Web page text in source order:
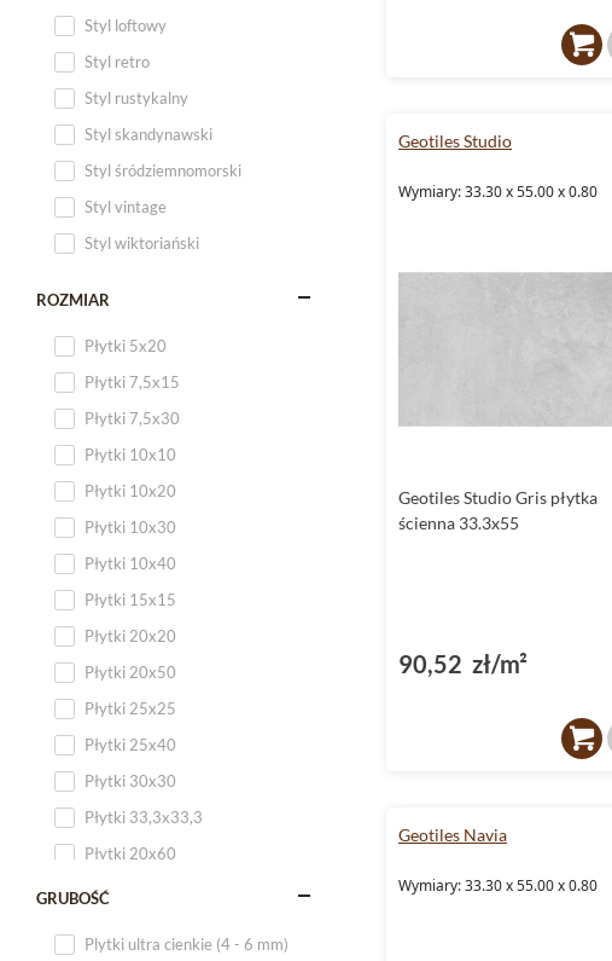
Styl loftowy
Styl retro
Styl rustykalny
Styl skandynawski
Styl śródziemnomorski
Styl vintage
Styl wiktoriański
ROZMIAR
Płytki 5x20
Płytki 7,5x15
Płytki 7,5x30
Płytki 10x10
Płytki 10x20
Płytki 10x30
Płytki 10x40
Płytki 15x15
Płytki 20x20
Płytki 20x50
Płytki 25x25
Płytki 25x40
Płytki 30x30
Płytki 33,3x33,3
Płytki 20x60
Płytki 20x120
GRUBOŚĆ
Plytki ultra cienkie (4 - 6 mm)
Geotiles Studio
Wymiary: 33.30 x 55.00 x 0.80
Geotiles Studio Gris płytka
ścienna 33.3x55
90,52 zł/m²
Geotiles Navia
Wymiary: 33.30 x 55.00 x 0.80